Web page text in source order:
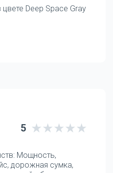
цвете Deep Space Gray
5
Мощность,
дорожная сумка,